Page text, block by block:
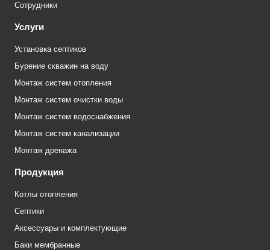
Сотрудники
Услуги
Установка септиков
Бурение скважин на воду
Монтаж систем отопления
Монтаж систем очистки воды
Монтаж систем водоснабжения
Монтаж систем канализации
Монтаж дренажа
Продукция
Котлы отопления
Септики
Аксессуары и комплектующие
Баки мембранные